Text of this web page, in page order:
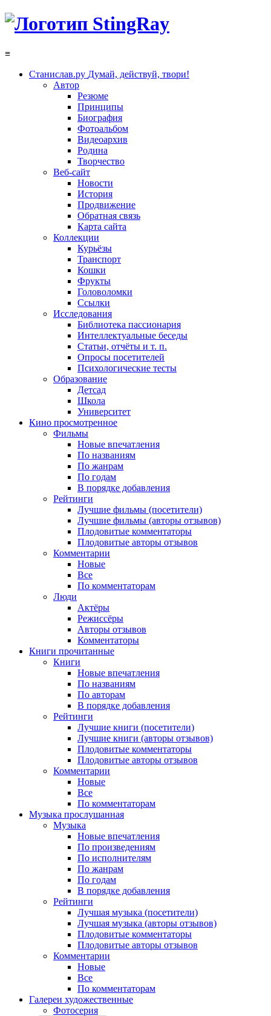
≡
Станислав.ру Думай, действуй, твори!
Автор
Резюме
Принципы
Биография
Фотоальбом
Видеоархив
Родина
Творчество
Веб-сайт
Новости
История
Продвижение
Обратная связь
Карта сайта
Коллекции
Курьёзы
Транспорт
Кошки
Фрукты
Головоломки
Ссылки
Исследования
Библиотека пассионария
Интеллектуальные беседы
Статьи, отчёты и т. п.
Опросы посетителей
Психологические тесты
Образование
Детсад
Школа
Университет
Кино просмотренное
Фильмы
Новые впечатления
По названиям
По жанрам
По годам
В порядке добавления
Рейтинги
Лучшие фильмы (посетители)
Лучшие фильмы (авторы отзывов)
Плодовитые комментаторы
Плодовитые авторы отзывов
Комментарии
Новые
Все
По комментаторам
Люди
Актёры
Режиссёры
Авторы отзывов
Комментаторы
Книги прочитанные
Книги
Новые впечатления
По названиям
По авторам
В порядке добавления
Рейтинги
Лучшие книги (посетители)
Лучшие книги (авторы отзывов)
Плодовитые комментаторы
Плодовитые авторы отзывов
Комментарии
Новые
Все
По комментаторам
Музыка прослушанная
Музыка
Новые впечатления
По произведениям
По исполнителям
По жанрам
По годам
В порядке добавления
Рейтинги
Лучшая музыка (посетители)
Лучшая музыка (авторы отзывов)
Плодовитые комментаторы
Плодовитые авторы отзывов
Комментарии
Новые
Все
По комментаторам
Галереи художественные
Фотосерия